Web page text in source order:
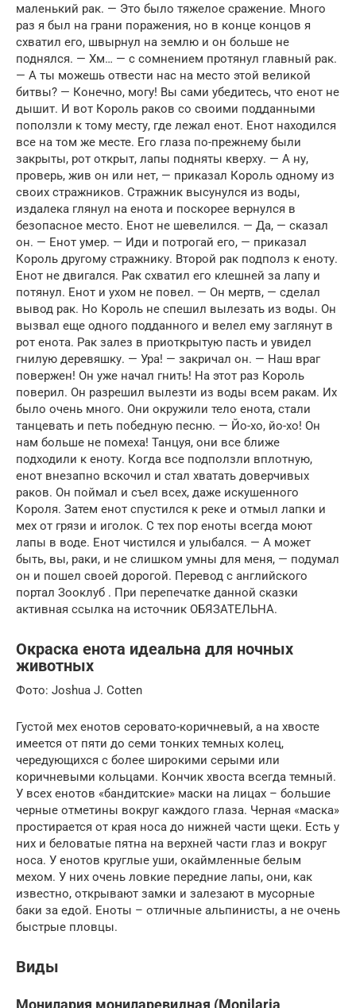
маленький рак. — Это было тяжелое сражение. Много
раз я был на грани поражения, но в конце концов я
схватил его, швырнул на землю и он больше не
поднялся. — Хм… — с сомнением протянул главный рак.
— А ты можешь отвести нас на место этой великой
битвы? — Конечно, могу! Вы сами убедитесь, что енот не
дышит. И вот Король раков со своими подданными
поползли к тому месту, где лежал енот. Енот находился
все на том же месте. Его глаза по-прежнему были
закрыты, рот открыт, лапы подняты кверху. — А ну,
проверь, жив он или нет, — приказал Король одному из
своих стражников. Стражник высунулся из воды,
издалека глянул на енота и поскорее вернулся в
безопасное место. Енот не шевелился. — Да, — сказал
он. — Енот умер. — Иди и потрогай его, — приказал
Король другому стражнику. Второй рак подполз к еноту.
Енот не двигался. Рак схватил его клешней за лапу и
потянул. Енот и ухом не повел. — Он мертв, — сделал
вывод рак. Но Король не спешил вылезать из воды. Он
вызвал еще одного подданного и велел ему заглянут в
рот енота. Рак залез в приоткрытую пасть и увидел
гнилую деревяшку. — Ура! — закричал он. — Наш враг
повержен! Он уже начал гнить! На этот раз Король
поверил. Он разрешил вылезти из воды всем ракам. Их
было очень много. Они окружили тело енота, стали
танцевать и петь победную песню. — Йо-хо, йо-хо! Он
нам больше не помеха! Танцуя, они все ближе
подходили к еноту. Когда все подползли вплотную,
енот внезапно вскочил и стал хватать доверчивых
раков. Он поймал и съел всех, даже искушенного
Короля. Затем енот спустился к реке и отмыл лапки и
мех от грязи и иголок. С тех пор еноты всегда моют
лапы в воде. Енот чистился и улыбался. — А может
быть, вы, раки, и не слишком умны для меня, — подумал
он и пошел своей дорогой. Перевод с английского
портал Зооклуб . При перепечатке данной сказки
активная ссылка на источник ОБЯЗАТЕЛЬНА.
Окраска енота идеальна для ночных
животных
Фото: Joshua J. Cotten
Густой мех енотов серовато-коричневый, а на хвосте
имеется от пяти до семи тонких темных колец,
чередующихся с более широкими серыми или
коричневыми кольцами. Кончик хвоста всегда темный.
У всех енотов «бандитские» маски на лицах – большие
черные отметины вокруг каждого глаза. Черная «маска»
простирается от края носа до нижней части щеки. Есть у
них и беловатые пятна на верхней части глаз и вокруг
носа. У енотов круглые уши, окаймленные белым
мехом. У них очень ловкие передние лапы, они, как
известно, открывают замки и залезают в мусорные
баки за едой. Еноты – отличные альпинисты, а не очень
быстрые пловцы.
Виды
Монилария мониларевидная (Monilaria